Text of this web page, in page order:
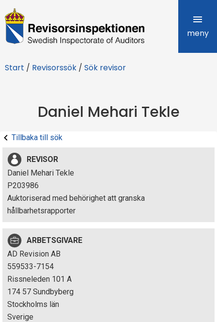
R
e
i
r
s
i
n
s
p
e
k
t
i
meny
Start / Revisorssök / Sök revisor
Daniel Mehari Tekle
Tillbaka till sök
REVISOR
Daniel Mehari Tekle
P203986
Auktoriserad med behörighet att granska
hållbarhetsrapporter
ARBETSGIVARE
AD Revision AB
559533-7154
Rissneleden 101 A
174 57 Sundbyberg
Stockholms län
Sverige